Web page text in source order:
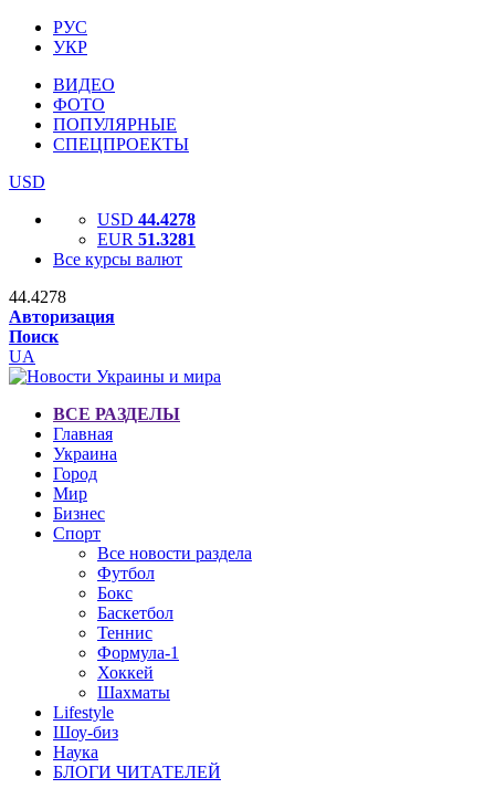
РУС
УКР
ВИДЕО
ФОТО
ПОПУЛЯРНЫЕ
СПЕЦПРОЕКТЫ
USD
USD 44.4278
EUR 51.3281
Все курсы валют
44.4278
Авторизация
Поиск
UA
ВСЕ РАЗДЕЛЫ
Главная
Украина
Город
Мир
Бизнес
Спорт
Все новости раздела
Футбол
Бокс
Баскетбол
Теннис
Формула-1
Хоккей
Шахматы
Lifestyle
Шоу-биз
Наука
БЛОГИ ЧИТАТЕЛЕЙ